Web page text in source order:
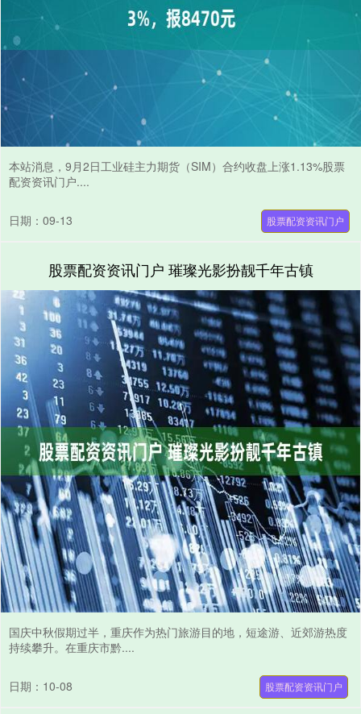
本站消息，9月2日工业硅主力期货（SIM）合约收盘上涨1.13%股票
配资资讯门户....
日期：09-13 股票配资资讯门户
股票配资资讯门户 璀璨光影扮靓千年古镇
国庆中秋假期过半，重庆作为热门旅游目的地，短途游、近郊游热度
持续攀升。在重庆市黔....
日期：10-08 股票配资资讯门户